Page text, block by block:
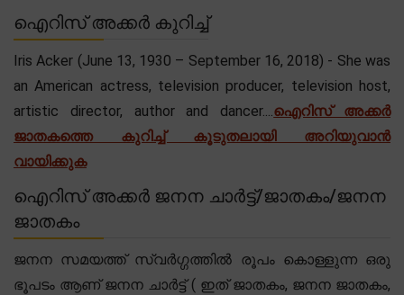
ഐറിസ് അക്കർ കുറിച്ച്
Iris Acker (June 13, 1930 – September 16, 2018) - She was
an American actress, television producer, television host,
artistic director, author and dancer....ഐറിസ് അക്കർ
ജാതകത്തെ കുറിച്ച് കൂടുതലായി അറിയുവാൻ
വായിക്കുക
ഐറിസ് അക്കർ ജനന ചാർട്ട്/ജാതകം/ജനന
ജാതകം
ജനന സമയത്ത് സ്വർഗ്ഗത്തിൽ രൂപം കൊള്ളുന്ന ഒരു
ഭൂപടം ആണ് ജനന ചാർട്ട് ( ഇത് ജാതകം, ജനന ജാതകം,